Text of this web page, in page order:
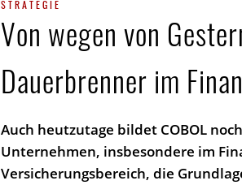
STRATEGIE
Von wegen von
Dauerbrenner im
Auch heutzutage bildet COBOL
Unternehmen, insbesondere im
Versicherungsbereich, die